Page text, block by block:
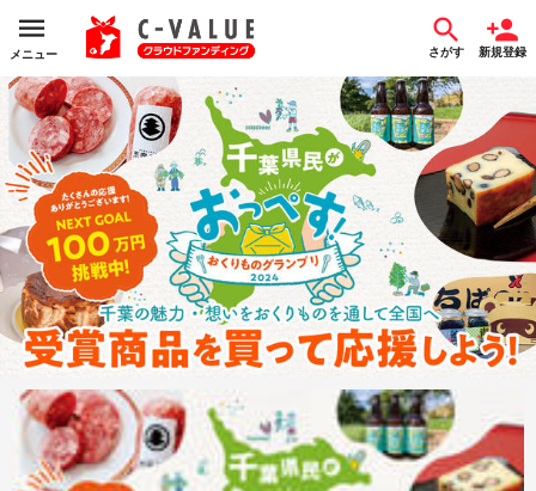
メニュー さがす 新規登録